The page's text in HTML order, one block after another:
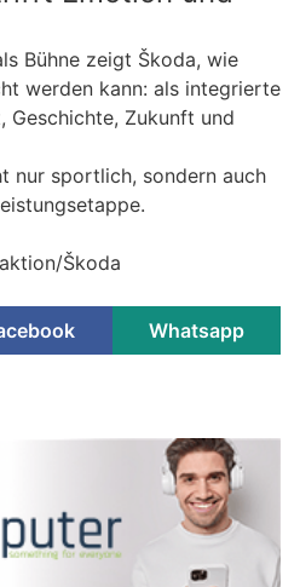
Bühne zeigt Škoda, wie
werden kann: als integrierte
Geschichte, Zukunft und
nur sportlich, sondern auch
Škoda
Whatsapp